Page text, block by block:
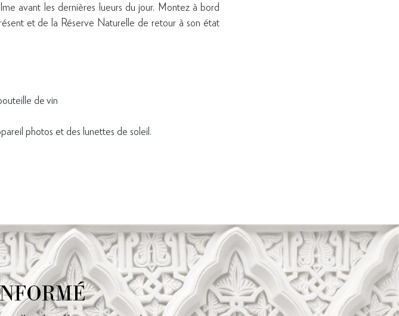
avant les dernières lueurs du jour. Montez à bord
et de la Réserve Naturelle de retour à son état
de vin
photos et des lunettes de soleil.